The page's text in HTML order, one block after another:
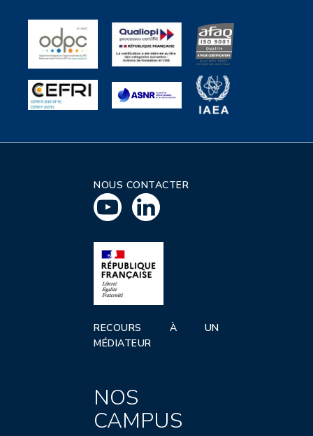
NOUS CONTACTER
RECOURS À UN
MÉDIATEUR
NOS
CAMPUS